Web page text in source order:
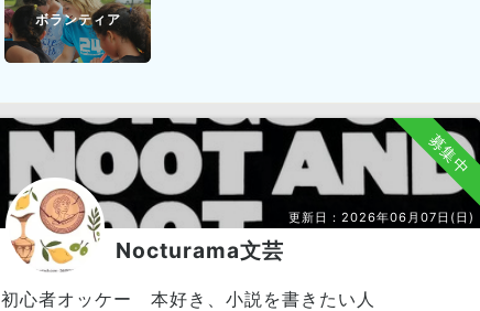
ボランティア
募集中
更新日： 2026年06月07日(日)
Nocturama文芸
初心者オッケー 本好き、小説を書きたい人